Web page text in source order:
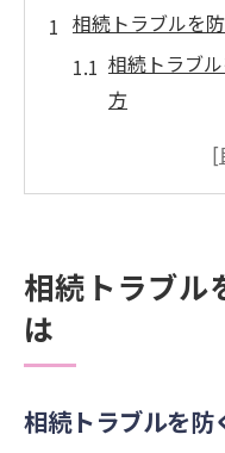
相続トラブルを
相続トラブ
方
兄弟間の相
築法
遺産相続の体験
相続トラブル
は
相続トラブルを防